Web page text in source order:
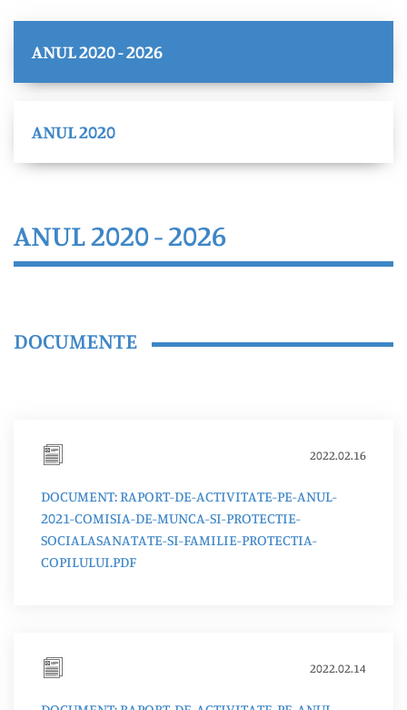
ANUL 2020 - 2026
ANUL 2020
ANUL 2020 - 2026
DOCUMENTE
2022.02.16
DOCUMENT: RAPORT-DE-ACTIVITATE-PE-ANUL-
2021-COMISIA-DE-MUNCA-SI-PROTECTIE-
SOCIALASANATATE-SI-FAMILIE-PROTECTIA-
COPILULUI.PDF
2022.02.14